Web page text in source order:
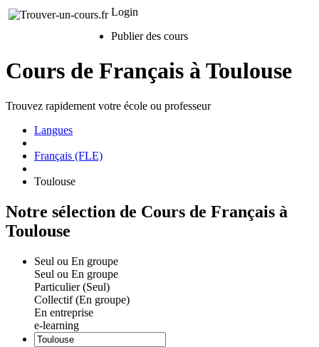
Login
Publier des cours
Cours de Français à Toulouse
Trouvez rapidement votre école ou professeur
Langues
Français (FLE)
Toulouse
Notre sélection de Cours de Français à
Toulouse
Seul ou En groupe
Seul ou En groupe
Particulier (Seul)
Collectif (En groupe)
En entreprise
e-learning